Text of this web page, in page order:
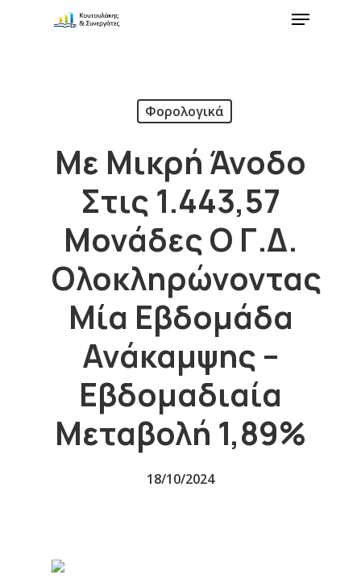
Φορολογικά
Με Μικρή Άνοδο
Στις 1.443,57
Μονάδες Ο Γ.Δ.
Ολοκληρώνοντας
Μία Εβδομάδα
Ανάκαμψης –
Εβδομαδιαία
Μεταβολή 1,89%
18/10/2024